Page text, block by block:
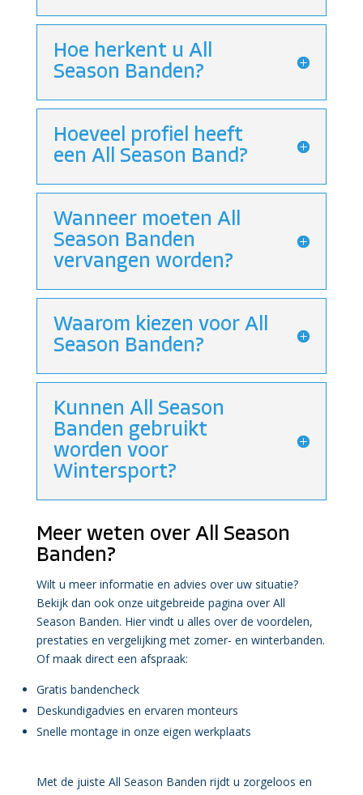
Hoe herkent u All
Season Banden?
Hoeveel profiel heeft
een All Season Band?
Wanneer moeten All
Season Banden
vervangen worden?
Waarom kiezen voor All
Season Banden?
Kunnen All Season
Banden gebruikt
worden voor
Wintersport?
Meer weten over All Season
Banden?
Wilt u meer informatie en advies over uw situatie?
Bekijk dan ook onze uitgebreide pagina over All
Season Banden. Hier vindt u alles over de voordelen,
prestaties en vergelijking met zomer- en winterbanden.
Of maak direct een afspraak:
Gratis bandencheck
Deskundigadvies en ervaren monteurs
Snelle montage in onze eigen werkplaats
Met de juiste All Season Banden rijdt u zorgeloos en